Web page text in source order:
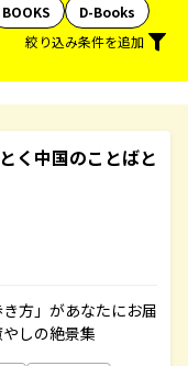
BOOKS
D-Books
絞り込み条件を追加
く中国のことばと
方」があなたにお届
しの絶景集